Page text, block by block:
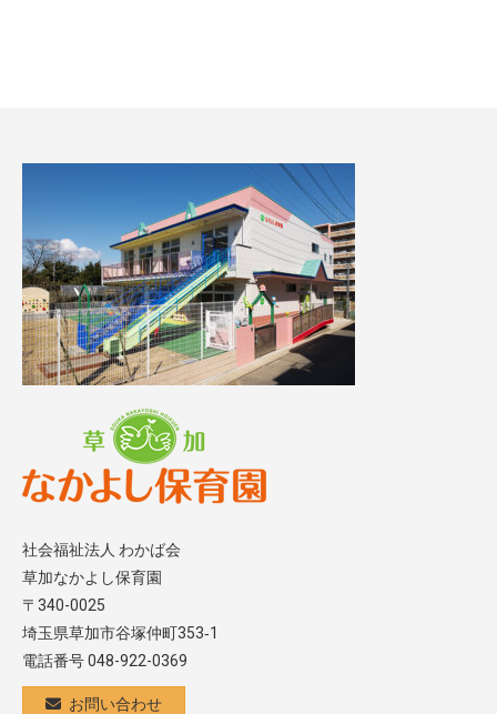
社会福祉法人 わかば会
草加なかよし保育園
〒340-0025
埼玉県草加市谷塚仲町353‐1
電話番号 048-922-0369
お問い合わせ